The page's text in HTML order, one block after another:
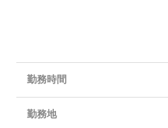
勤務時間
勤務地